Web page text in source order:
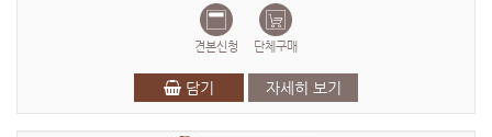
견본신청 단체구매
담기 자세히 보기